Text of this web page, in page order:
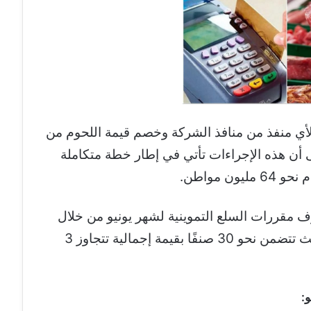
منفذ من منافذ الشركة وخصم قيمة اللحوم من
أن هذه الإجراءات تأتي في إطار خطة متكاملة
مواطن.
السلع التموينية لشهر يونيو من خلال
40 ألف منفذ على مستوى الجمهورية، حيث تتضمن نحو 30 صنفًا بقيمة إجمالية تتجاوز 3